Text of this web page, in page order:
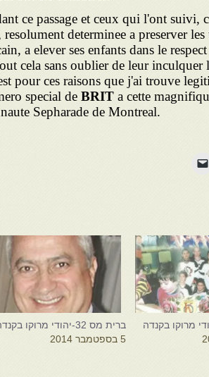
ce passage et ceux qui l'ont suivi,
determinee a preserver
a elever ses enfants dans le
cela sans oublier de leur inculquer
pour ces raisons que j'ai trouve
special de BRIT a cette
Sepharade de Montreal.
ברית מס 32-יהודי מרוקו בקנדה
5 בספטמבר 2014